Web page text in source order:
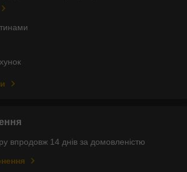
впродовж 14 днів за домовленістю